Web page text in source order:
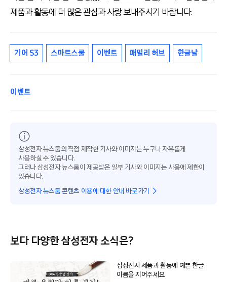
제품과 활동에 더 많은 관심과 사랑 보내주시기 바랍니다.
기어 S3 스마트스쿨 이벤트 패밀리 허브 한글날
이벤트
삼성전자 뉴스룸의 직접 제작한 기사와 이미지는 누구나 자유롭게
사용하실 수 있습니다.
그러나 삼성전자 뉴스룸이 제공받은 일부 기사와 이미지는 사용에 제한이
있습니다.
삼성전자 뉴스룸 콘텐츠 이용에 대한 안내 바로가기
보다 다양한 삼성전자 소식은?
삼성전자 제품과 활동에 예쁜 한글
이름을 지어주세요